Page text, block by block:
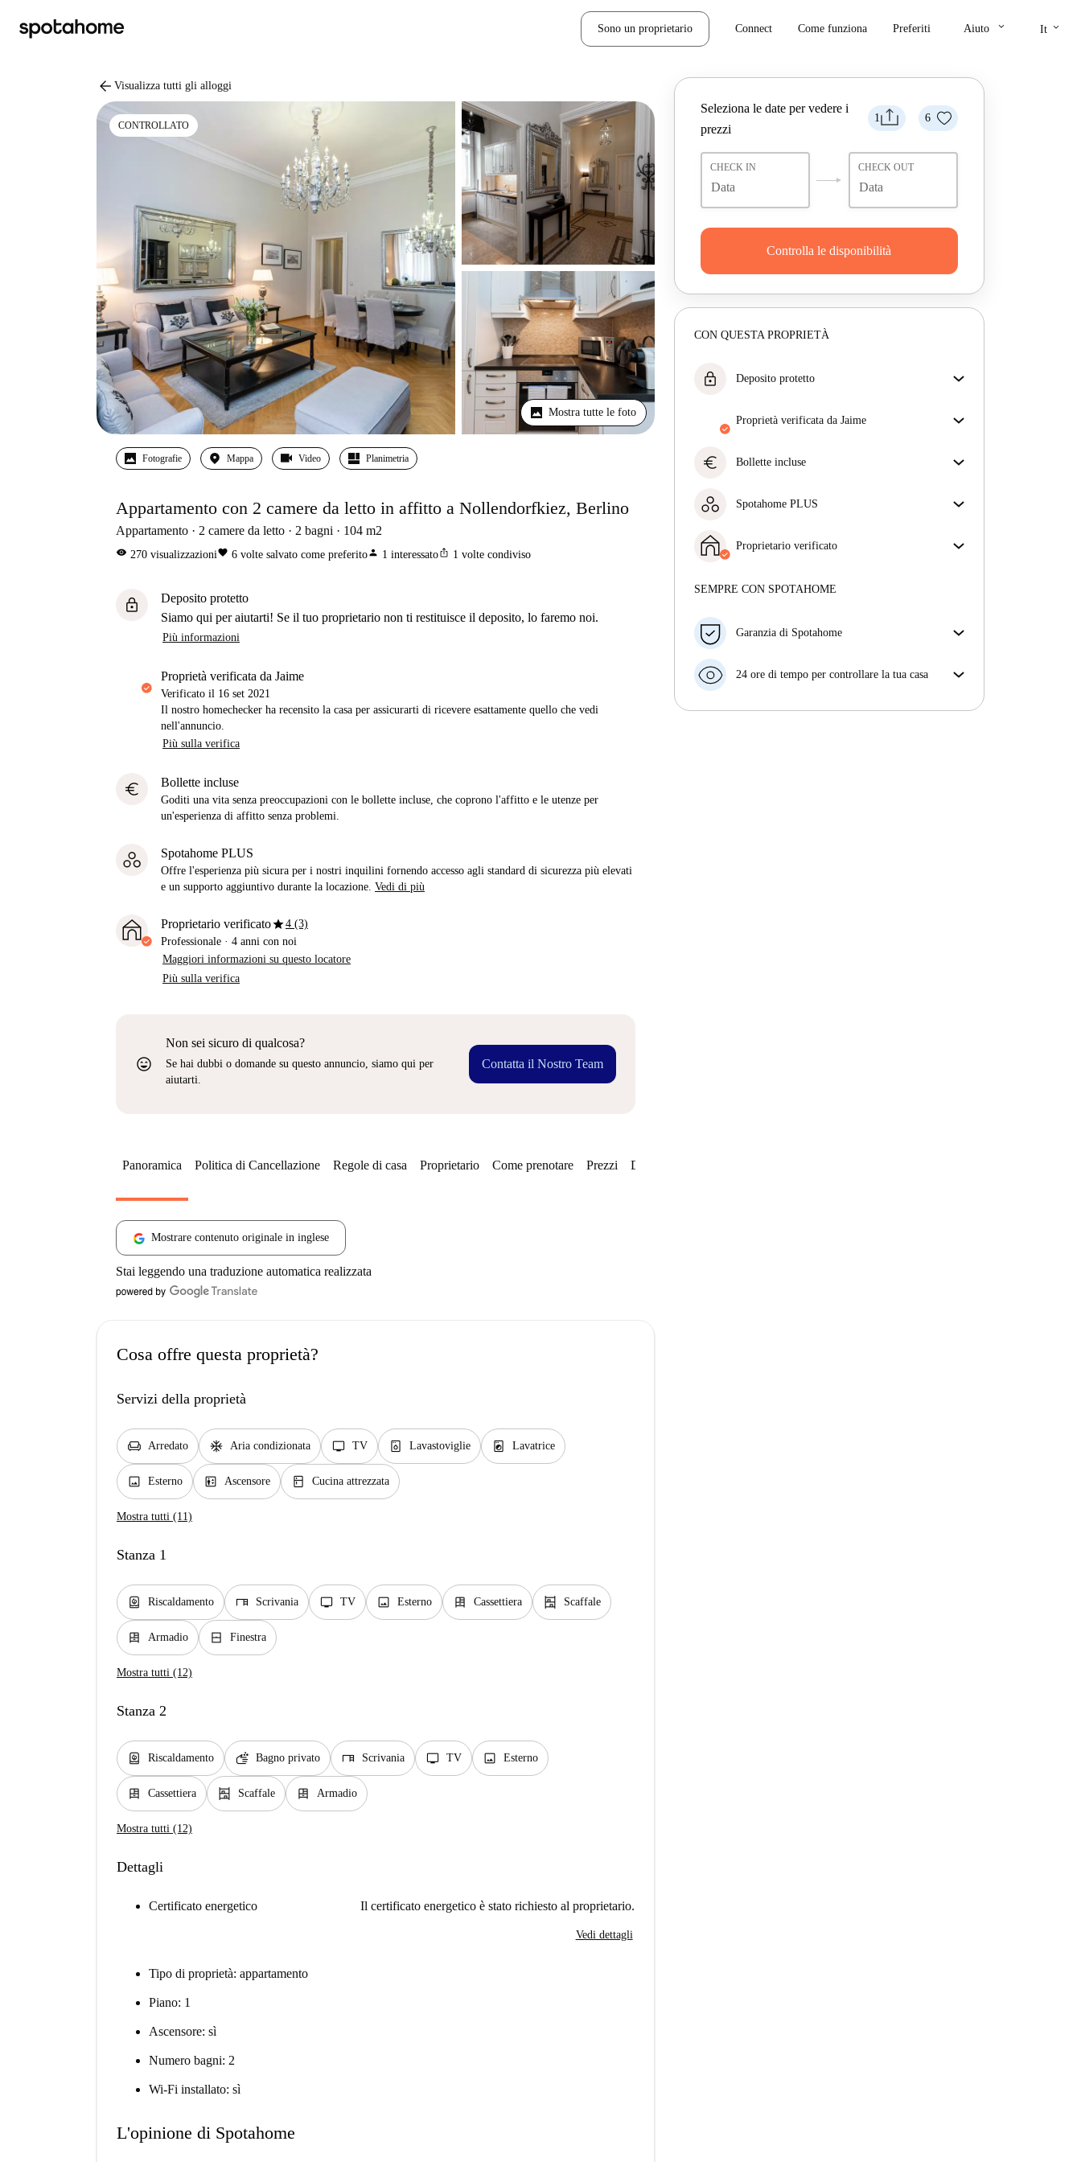
Sono un proprietario Connect Come funziona Preferiti Aiuto keyboard_arrow_down It keyboard_arrow_down
arrow_back Visualizza tutti gli alloggi
CONTROLLATO
Mostra tutte le foto
Fotografie Mappa Video Planimetria
Appartamento con 2 camere da letto in affitto a Nollendorfkiez, Berlino
Appartamento 2 camere da letto 2 bagni 104 m2
visibility 270 visualizzazionifavorite 6 volte salvato come preferitoperson 1 interessatoios_share 1 volte condiviso
lock
Deposito protetto
Siamo qui per aiutarti! Se il tuo proprietario non ti restituisce il deposito, lo faremo noi.
Più informazioni
proprietà verificata da Jaime
Verificato il 16 set 2021
Il nostro homechecker ha recensito la casa per assicurarti di ricevere esattamente quello che vedi
nell'annuncio.
Più sulla verifica
euro Bollette incluse
Goditi una vita senza preoccupazioni con le bollette incluse, che coprono l'affitto e le utenze per
un'esperienza di affitto senza problemi.
Spotahome PLUS
Offre l'esperienza più sicura per i nostri inquilini fornendo accesso agli standard di sicurezza più elevati
e un supporto aggiuntivo durante la locazione. Vedi di più
Proprietario verificatostar4 (3)
Professionale · 4 anni con noi
Maggiori informazioni su questo locatore
Più sulla verifica
sentiment_very_satisfied
Non sei sicuro di qualcosa?
Se hai dubbi o domande su questo annuncio, siamo qui per
aiutarti.
Contatta il Nostro Team
1 6
Seleziona le date per vedere i
prezzi
CHECK IN CHECK OUT
Controlla le disponibilità
CON QUESTA PROPRIETÀ
lock Deposito protetto
restituisce il deposito, lo faremo noi.
Più informazioni
proprietà verificata da Jaime
assicurarti di ricevere esattamente quello che vedi
Più sulla verifica
euro Bollette incluse
incluse, che coprono l'affitto e le utenze per
Spotahome PLUS
fornendo accesso agli standard di sicurezza più
elevati e un supporto aggiuntivo durante la
Proprietario verificato
Maggiori informazioni su questo locatore
SEMPRE CON SPOTAHOME
Garanzia di Spotahome
con breve preavviso, noi A) ti pagheremo un hotel e
B) ti rimborseremo totalmente
24 ore di tempo per controllare la tua casa
Panoramica Politica di Cancellazione Regole di casa Proprietario Come prenotare Prezzi Disponibilità
Mostrare contenuto originale in inglese
Stai leggendo una traduzione automatica realizzata
Cosa offre questa proprietà?
Servizi della proprietà
chair Arredato ac_unit Aria condizionata tv TV dishwasher_gen Lavastoviglie local_laundry_service Lavatrice
image Esterno elevator Ascensore kitchen Cucina attrezzata
Mostra tutti (11)
Stanza 1
water_heater Riscaldamento desk Scrivania tv TV image Esterno dresser Cassettiera shelves Scaffale
dresser Armadio window_closed Finestra
Mostra tutti (12)
Stanza 2
water_heater Riscaldamento soap Bagno privato desk Scrivania tv TV image Esterno
dresser Cassettiera shelves Scaffale dresser Armadio
Mostra tutti (12)
Dettagli
Certificato energetico Il certificato energetico è stato richiesto al proprietario.
Vedi dettagli
Tipo di proprietà: appartamento
Piano: 1
Ascensore: sì
Numero bagni: 2
Wi-Fi installato: sì
L'opinione di Spotahome